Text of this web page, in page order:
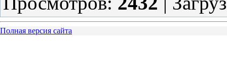
Полная версия сайта